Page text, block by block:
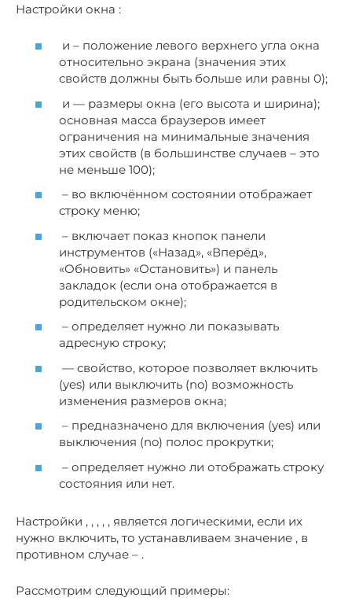
Настройки окна :
и – положение левого верхнего угла окна
относительно экрана (значения этих
свойств должны быть больше или равны 0);
и — размеры окна (его высота и ширина);
основная масса браузеров имеет
ограничения на минимальные значения
этих свойств (в большинстве случаев – это
не меньше 100);
– во включённом состоянии отображает
строку меню;
– включает показ кнопок панели
инструментов («Назад», «Вперёд»,
«Обновить» «Остановить») и панель
закладок (если она отображается в
родительском окне);
– определяет нужно ли показывать
адресную строку;
— свойство, которое позволяет включить
(yes) или выключить (no) возможность
изменения размеров окна;
– предназначено для включения (yes) или
выключения (no) полос прокрутки;
– определяет нужно ли отображать строку
состояния или нет.
Настройки , , , , , является логическими, если их
нужно включить, то устанавливаем значение , в
противном случае – .
Рассмотрим следующий примеры: